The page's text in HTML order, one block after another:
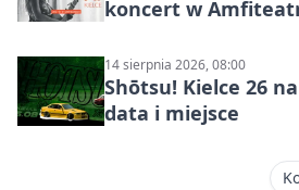
koncert w
14 sierpnia 2026, 08:00
Shōtsu! Kielce 26
data i miejsce